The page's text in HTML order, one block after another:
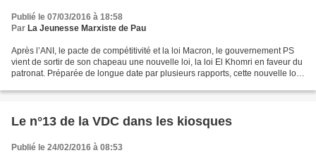
Publié le 07/03/2016 à 18:58
Par La Jeunesse Marxiste de Pau
Après l’ANI, le pacte de compétitivité et la loi Macron, le gouvernement PS
vient de sortir de son chapeau une nouvelle loi, la loi El Khomri en faveur du
patronat. Préparée de longue date par plusieurs rapports, cette nouvelle loi
Le n°13 de la VDC dans les kiosques
Publié le 24/02/2016 à 08:53